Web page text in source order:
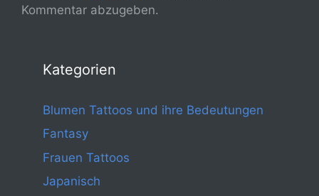
Kommentar abzugeben.
Kategorien
Blumen Tattoos und ihre Bedeutungen
Fantasy
Frauen Tattoos
Japanisch